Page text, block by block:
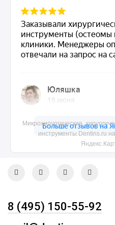
Микрохирургические,
инструменты Dentins.ru
Dentins.ru
Акции
Политика
Контакты
8 (495) 150-55-92